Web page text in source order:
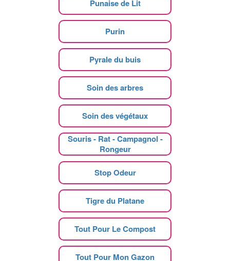
Punaise de Lit
Purin
Pyrale du buis
Soin des arbres
Soin des végétaux
Souris - Rat - Campagnol -
Rongeur
Stop Odeur
Tigre du Platane
Tout Pour Le Compost
Tout Pour Mon Gazon